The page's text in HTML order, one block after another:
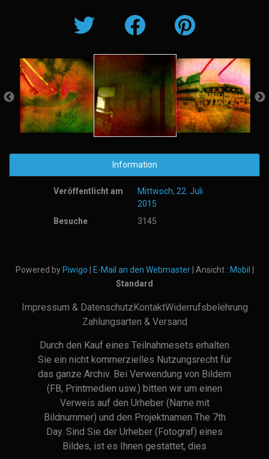
Information
Veröffentlicht am
Mittwoch, 22. Juli
2015
Besuche
3145
Powered byPiwigo | E-Mail an den Webmaster| Ansicht : Mobil |
Standard
Impressum & DatenschutzKontaktWiderrufsbelehrung
Zahlungsarten & Versand
Durch den Kauf eines Teilnahmesets erhalten
Sie ein nicht kommerzielles Nutzungsrecht für
das ganze Archiv. Bei Verwendung von Bildern
(FB, Printmedien usw.) bitten wir um einen
Verweis auf den Urheber (Name mit
Bildnummer) und den Projektnamen The 7th
Day. Sind Sie der Urheber (Fotograf) eines
Bildes, ist es Ihnen gestattet, dies